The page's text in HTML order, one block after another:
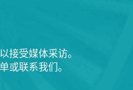
接受媒体采访。
或联系我们。